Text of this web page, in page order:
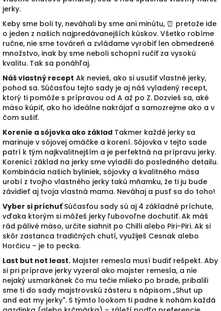
jerky.
Keby sme boli ty, neváhali by sme ani minútu, ⏰ pretože ide
o jeden z našich najpredávanejších kúskov. Všetko robíme
ručne, nie sme továreň a zvládame vyrobiť len obmedzené
množstvo, inak by sme neboli schopní ručiť za vysokú
kvalitu. Tak sa ponáhľaj.
Náš vlastný recept Ak nevieš, ako si usušiť vlastné jerky,
pohod sa. Súčasťou tejto sady je aj náš vyladený recept,
ktorý ti pomôže s prípravou od A až po Z. Dozvieš sa, aké
mäso kúpiť, ako ho ideálne nakrájať a samozrejme ako a v
čom sušiť.
Korenie a sójovka ako základ Takmer každé jerky sa
marinuje v sójovej omáčke a korení. Sójovka v tejto sade
patrí k tým najkvalitnejším a je perfektná na prípravu jerky.
Korenicí základ na jerky sme vyladili do posledného detailu.
Kombinácia našich byliniek, sójovky a kvalitného mäsa
urobí z tvojho vlastného jerky takú mňamku, že ti ju bude
závidieť aj tvoja vlastná mama. Neváhaj a pusť sa do toho!
Vyber si príchuťSúčasťou sady sú aj 4 základné príchute,
vďaka ktorým si môžeš jerky ľubovoľne dochutiť. Ak máš
rád pálivé mäso, určite siahnit po Chilli alebo Piri-Piri. Ak si
skôr zastanca tradičných chutí, využiješ Cesnak alebo
Horčicu – je to pecka.
Last but not least. Majster remesla musí budiť rešpekt. Aby
si pri príprave jerky vyzeral ako majster remesla, a nie
nejaký usmarkánek čo mu tečie mlieko po brade, pribalili
sme ti do sady majstrovskú zásteru s nápisom „Shut up
and eat my jerky". S týmto lookom ti padne k nohám každá